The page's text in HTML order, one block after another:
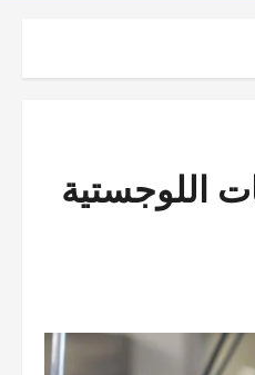
اللوجستية